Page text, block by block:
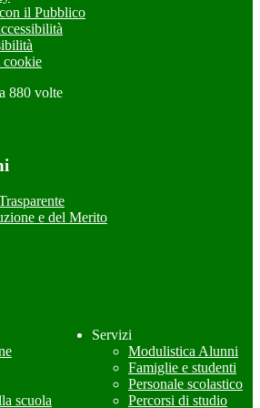
il Pubblico
cookie
880 volte
e del Merito
scuola
Servizi
Modulistica Alunni
Famiglie e studenti
Personale scolastico
Percorsi di studio